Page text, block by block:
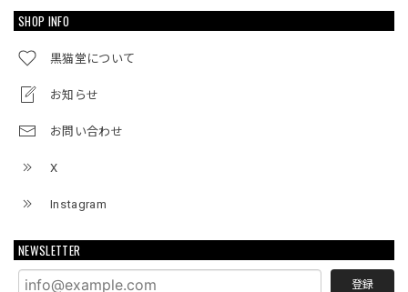
SHOP INFO
黒猫堂について
お知らせ
お問い合わせ
X
Instagram
NEWSLETTER
登録